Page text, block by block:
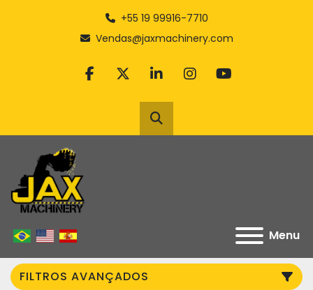
+55 19 99916-7710
Vendas@jaxmachinery.com
facebook
twitterlinkedininstagram
youtube
Pesquisar
Menu
FILTROS AVANÇADOS